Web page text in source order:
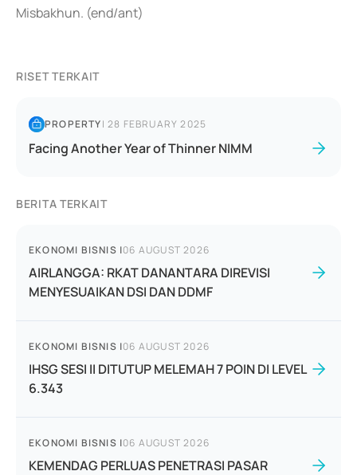
Misbakhun. (end/ant)
RISET TERKAIT
PROPERTY|28 FEBRUARY 2025
Facing Another Year of Thinner NIMM
BERITA TERKAIT
EKONOMI BISNIS |06 AUGUST 2026
AIRLANGGA: RKAT DANANTARA DIREVISI
MENYESUAIKAN DSI DAN DDMF
EKONOMI BISNIS |06 AUGUST 2026
IHSG SESI II DITUTUP MELEMAH 7 POIN DI LEVEL
6.343
EKONOMI BISNIS |06 AUGUST 2026
KEMENDAG PERLUAS PENETRASI PASAR